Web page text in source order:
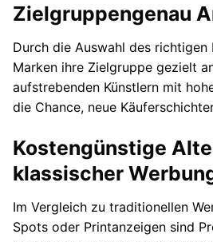
Zielgruppengenau
Durch die Auswahl des richtigen
Marken ihre Zielgruppe gezielt
aufstrebenden Künstlern mit
die Chance, neue
Kostengünstige
klassischer
Im Vergleich zu traditionellen
Spots oder Printanzeigen sind